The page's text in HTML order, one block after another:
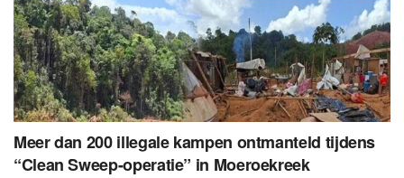
Meer dan 200 illegale kampen ontmanteld tijdens
“Clean Sweep-operatie” in Moeroekreek